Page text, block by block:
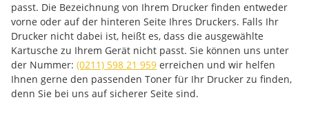
passt. Die Bezeichnung von Ihrem Drucker finden entweder
vorne oder auf der hinteren Seite Ihres Druckers. Falls Ihr
Drucker nicht dabei ist, heißt es, dass die ausgewählte
Kartusche zu Ihrem Gerät nicht passt. Sie können uns unter
der Nummer: (0211) 598 21 959 erreichen und wir helfen
Ihnen gerne den passenden Toner für Ihr Drucker zu finden,
denn Sie bei uns auf sicherer Seite sind.